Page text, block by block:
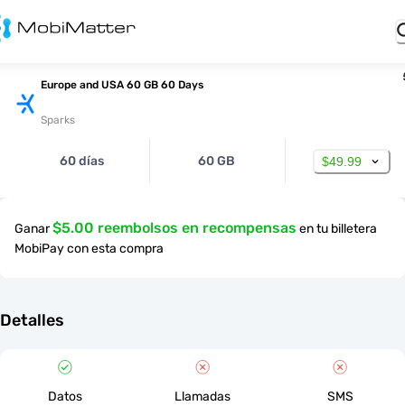
Europe and USA 60 GB 60 Days
Sparks
60 días 60 GB $49.99
Ganar$5.00 reembolsos en recompensas en tu billetera
MobiPay con esta compra
Detalles
Datos Llamadas SMS